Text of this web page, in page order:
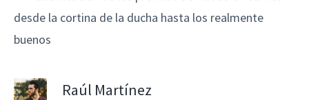
desde la cortina de la ducha hasta los realmente
buenos
Raúl Martínez